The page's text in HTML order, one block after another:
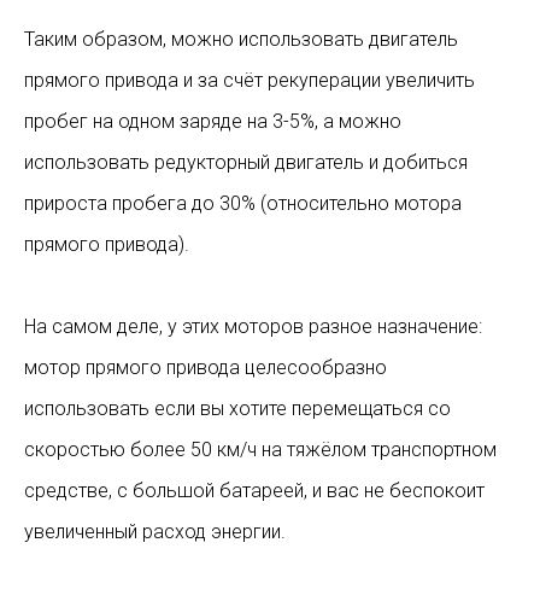
Таким образом, можно использовать двигатель
прямого привода и за счёт рекуперации увеличить
пробег на одном заряде на 3-5%, а можно
использовать редукторный двигатель и добиться
прироста пробега до 30% (относительно мотора
прямого привода).
На самом деле, у этих моторов разное назначение:
мотор прямого привода целесообразно
использовать если вы хотите перемещаться со
скоростью более 50 км/ч на тяжёлом транспортном
средстве, с большой батареей, и вас не беспокоит
увеличенный расход энергии.